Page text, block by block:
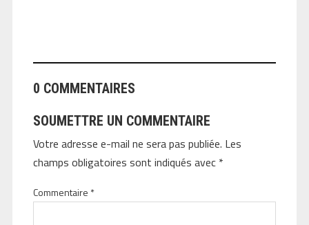
0 COMMENTAIRES
SOUMETTRE UN COMMENTAIRE
Votre adresse e-mail ne sera pas publiée. Les
champs obligatoires sont indiqués avec *
Commentaire *